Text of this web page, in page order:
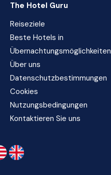
The Hotel Guru
Reiseziele
Beste Hotels in
Übernachtungsmöglichkeiten
Über uns
Datenschutzbestimmungen
Cookies
Nutzungsbedingungen
Kontaktieren Sie uns